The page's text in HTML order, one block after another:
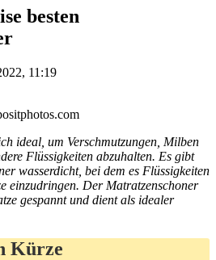
besten
11:19
ideal, um Verschmutzungen, Milben
Flüssigkeiten abzuhalten. Es gibt
wasserdicht, bei dem es Flüssigkeiten
einzudringen. Der Matratzenschoner
gespannt und dient als idealer
Kürze